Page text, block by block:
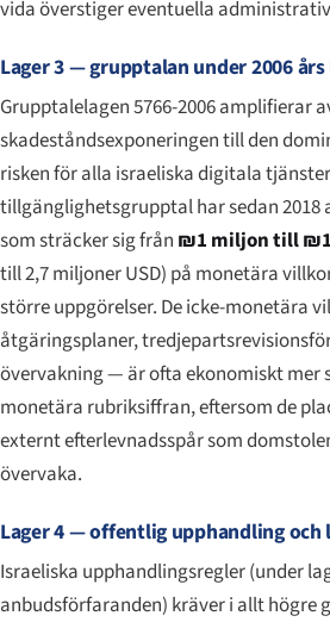
vida överstiger eventuella
Lager 3 — grupptalan under 2006 års
Grupptalelagen 5766-2006 amplifierar
skadeståndsexponeringen till den
risken för alla israeliska digitala
tillgänglighetsgrupptal har sedan
som sträcker sig från ₪1 miljon till
till 2,7 miljoner USD) på monetära
större uppgörelser. De icke-monetära
åtgäringsplaner,
övervakning — är ofta ekonomiskt mer
monetära rubriksiffran, eftersom de
externt efterlevnadsspår som
övervaka.
Lager 4 — offentlig upphandling och
Israeliska upphandlingsregler (under
anbudsförfaranden) kräver i allt högre